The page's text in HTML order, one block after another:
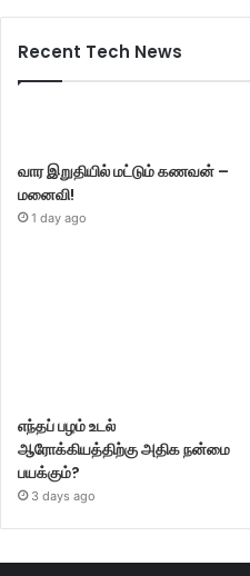
Recent Tech News
வார இறுதியில் மட்டும் கணவன் –
மனைவி!
1 day ago
எந்தப் பழம் உடல்
ஆரோக்கியத்திற்கு அதிக நன்மை
பயக்கும்?
3 days ago